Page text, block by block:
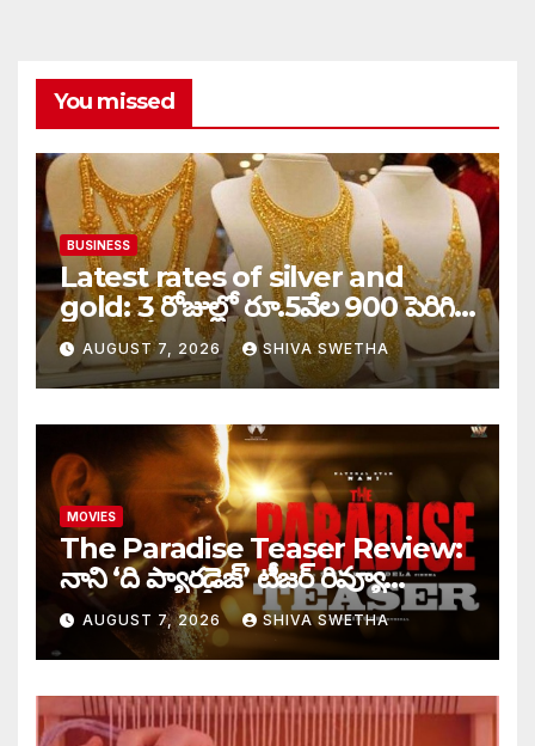
You missed
BUSINESS
Latest rates of silver and
gold: 3 రోజుల్లో రూ.5వేల 900 పెరిగిన
తులం గోల్డ్…
AUGUST 7, 2026 SHIVA SWETHA
MOVIES
The Paradise Teaser Review:
నాని ‘ది ప్యారడైజ్’ టీజర్ రివ్యూ…
AUGUST 7, 2026 SHIVA SWETHA